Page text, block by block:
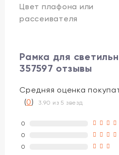
Цвет плафона или
рассеивателя
Рамка для
357597 отзывы
Средняя оценка
(0)3.90 из 5 звезд
0
0
0